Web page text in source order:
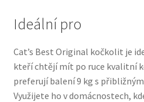
Royal Canin pro psy
Veterinární dieta pro psy
Vodítka a obojky
Ideální pro
Cat’s Best Original kočkolit je
kteří chtějí mít po ruce kvalitní
preferují balení 9 kg s
Využijete ho v domácnostech,